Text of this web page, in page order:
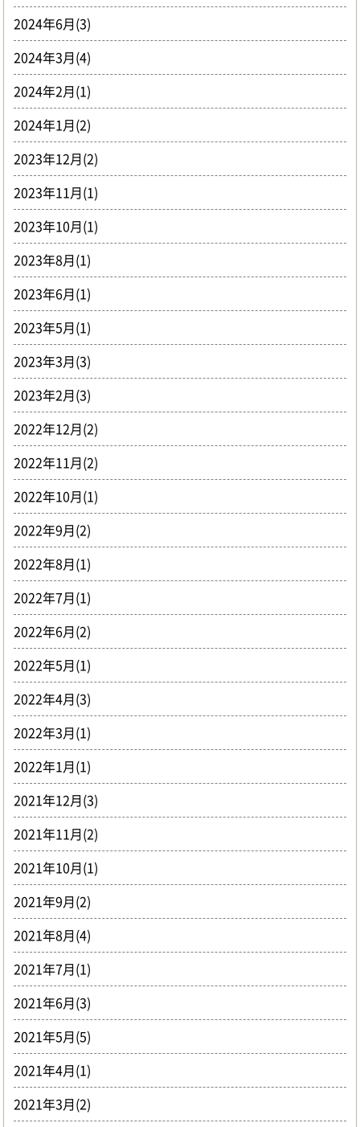
2024年6月(3)
2024年3月(4)
2024年2月(1)
2024年1月(2)
2023年12月(2)
2023年11月(1)
2023年10月(1)
2023年8月(1)
2023年6月(1)
2023年5月(1)
2023年3月(3)
2023年2月(3)
2022年12月(2)
2022年11月(2)
2022年10月(1)
2022年9月(2)
2022年8月(1)
2022年7月(1)
2022年6月(2)
2022年5月(1)
2022年4月(3)
2022年3月(1)
2022年1月(1)
2021年12月(3)
2021年11月(2)
2021年10月(1)
2021年9月(2)
2021年8月(4)
2021年7月(1)
2021年6月(3)
2021年5月(5)
2021年4月(1)
2021年3月(2)